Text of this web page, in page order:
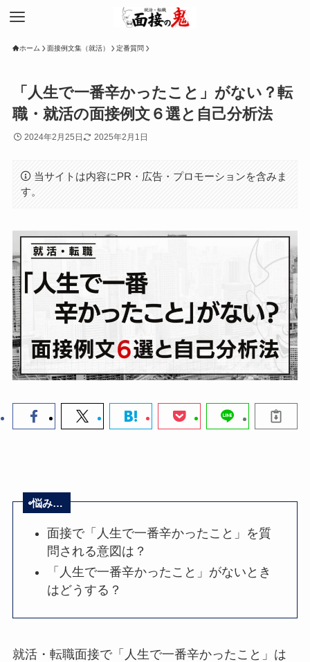
ホーム 面接例文集（就活） 定番質問
「人生で一番辛かったこと」がない？転
職・就活の面接例文６選と自己分析法
2024年2月25日 2025年2月1日
当サイトは内容にPR・広告・プロモーションを含みま
す。
悩み…
面接で「人生で一番辛かったこと」を質
問される意図は？
「人生で一番辛かったこと」がないとき
はどうする？
就活・転職面接で「人生で一番辛かったこと」は